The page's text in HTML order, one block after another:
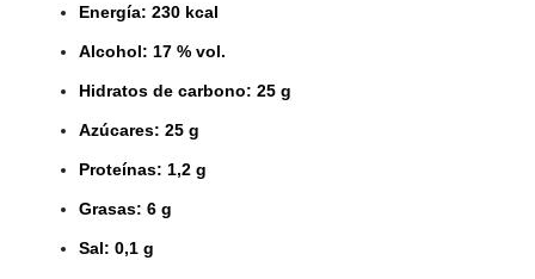
Energía: 230 kcal
Alcohol: 17 % vol.
Hidratos de carbono: 25 g
Azúcares: 25 g
Proteínas: 1,2 g
Grasas: 6 g
Sal: 0,1 g